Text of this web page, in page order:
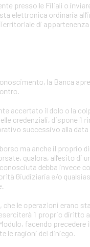
presso le Filiali o
elettronica ordinaria
di
la Banca
accertato il dolo o la
credenziali, dispone il
successivo alla data
ma anche il proprio
qualora, all’esito
debba invece
Giudiziaria e/o
che le operazioni erano
il proprio diritto
facendo
le ragioni del diniego.